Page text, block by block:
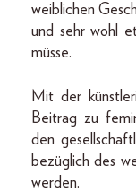
weiblichen
und sehr wohl
müsse.
Mit der
Beitrag zu
den
bezüglich des
werden.